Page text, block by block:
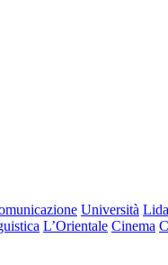
Università
L’Orientale Cinema